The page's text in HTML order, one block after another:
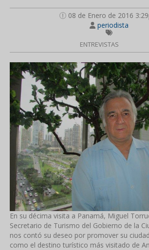
08 de Enero de 2016
periodista
ENTREVISTAS
En su décima visita a Panamá, Miguel
Secretario de Turismo del Gobierno de la
nos contó su deseo por promover su
como el destino turístico más visitado de